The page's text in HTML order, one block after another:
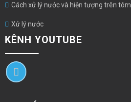
Cách xử lý nước và hiện tượng trên tôm
Xử lý nước
KÊNH YOUTUBE